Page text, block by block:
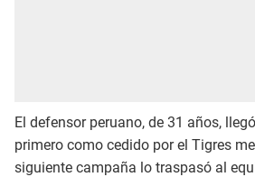
El defensor peruano, de 31 años,
primero como cedido por el Tigres
siguiente campaña lo traspasó al